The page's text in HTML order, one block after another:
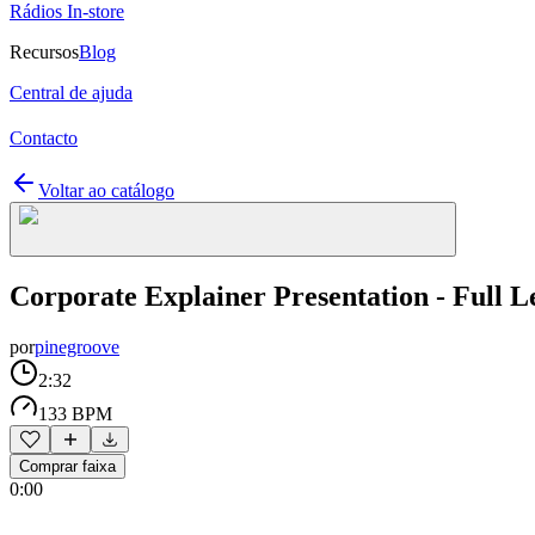
Rádios In-store
RecursosBlog
Central de ajuda
Contacto
Voltar ao catálogo
Corporate Explainer Presentation - Full
porpinegroove
2:32
133 BPM
Comprar faixa
0:00